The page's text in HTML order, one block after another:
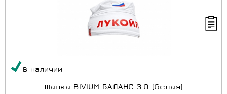
В наличии
Шапка BIVIUM БАЛАНС 3.0 (белая)